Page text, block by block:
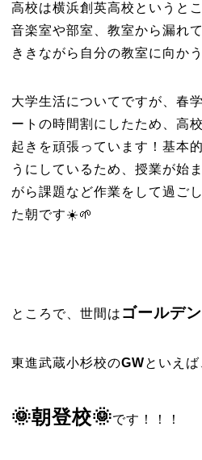
高校は横浜創英高校というと
音楽室や部室、教室から漏れ
ききながら自分の教室に向か
大学生活についてですが、春
ートの時間割にしたため、高
起きを頑張っています！基本
うにしているため、授業が始
がら課題など作業をして過ご
た朝です☀️🌱
ところで、世間は ゴールデ
東進武蔵小杉校のGWといえば
🌞朝登校🌞です！！！